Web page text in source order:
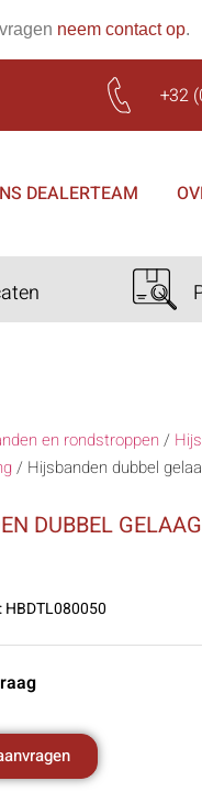
neem contact op.
+32
DEALERTEAM
en rondstroppen /
/ Hijsbanden dubbel
DUBBEL
HBDTL080050